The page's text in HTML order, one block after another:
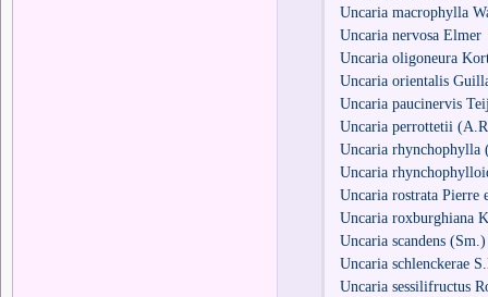
Uncaria macrophylla
Uncaria nervosa Elmer
Uncaria oligoneura
Uncaria orientalis
Uncaria paucinervis
Uncaria perrottetii
Uncaria
Uncaria
Uncaria rostrata Pierre
Uncaria roxburghiana
Uncaria scandens
Uncaria schlenckerae
Uncaria sessilifructus